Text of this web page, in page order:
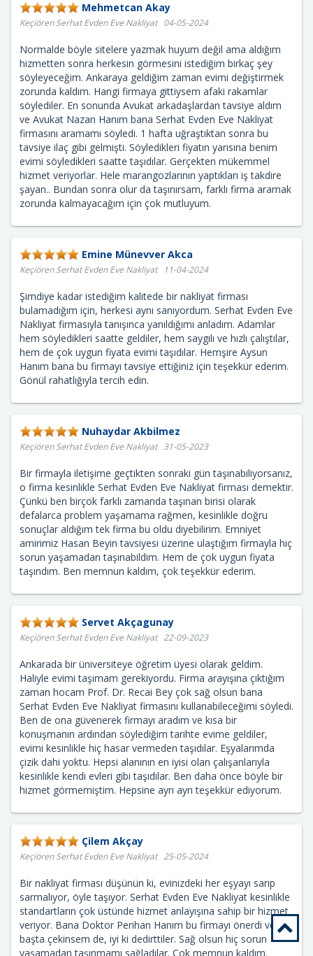
Mehmetcan Akay
Keçiören Serhat Evden Eve Nakliyat 04-05-2024
Normalde böyle sitelere yazmak huyum değil ama aldığım
hizmetten sonra herkesin görmesini istediğim birkaç şey
söyleyeceğim. Ankaraya geldiğim zaman evimi değiştirmek
zorunda kaldım. Hangi firmaya gittiysem afaki rakamlar
söylediler. En sonunda Avukat arkadaşlardan tavsiye aldım
ve Avukat Nazan Hanım bana Serhat Evden Eve Nakliyat
firmasını aramamı söyledi. 1 hafta uğraştıktan sonra bu
tavsiye ilaç gibi gelmişti. Söyledikleri fiyatın yarısına benim
evimi söyledikleri saatte taşıdılar. Gerçekten mükemmel
hizmet veriyorlar. Hele marangozlarının yaptıkları iş takdire
şayan.. Bundan sonra olur da taşınırsam, farklı firma aramak
zorunda kalmayacağım için çok mutluyum.
Emine Münevver Akca
Keçiören Serhat Evden Eve Nakliyat 11-04-2024
Şimdiye kadar istediğim kalitede bir nakliyat firması
bulamadığım için, herkesi aynı sanıyordum. Serhat Evden Eve
Nakliyat firmasıyla tanışınca yanıldığımı anladım. Adamlar
hem söyledikleri saatte geldiler, hem saygılı ve hızlı çalıştılar,
hem de çok uygun fiyata evimi taşıdılar. Hemşire Aysun
Hanım bana bu firmayı tavsiye ettiğiniz için teşekkür ederim.
Gönül rahatlığıyla tercih edin.
Nuhaydar Akbilmez
Keçiören Serhat Evden Eve Nakliyat 31-05-2023
Bir firmayla iletişime geçtikten sonraki gün taşınabiliyorsanız,
o firma kesinlikle Serhat Evden Eve Nakliyat firması demektir.
Çünkü ben birçok farklı zamanda taşınan birisi olarak
defalarca problem yaşamama rağmen, kesinlikle doğru
sonuçlar aldığım tek firma bu oldu diyebilirim. Emniyet
amirimiz Hasan Beyin tavsiyesi üzerine ulaştığım firmayla hiç
sorun yaşamadan taşınabildim. Hem de çok uygun fiyata
taşındım. Ben memnun kaldım, çok teşekkür ederim.
Servet Akçagunay
Keçiören Serhat Evden Eve Nakliyat 22-09-2023
Ankarada bir üniversiteye öğretim üyesi olarak geldim.
Haliyle evimi taşımam gerekiyordu. Firma arayışına çıktığım
zaman hocam Prof. Dr. Recai Bey çok sağ olsun bana
Serhat Evden Eve Nakliyat firmasını kullanabileceğimi söyledi.
Ben de ona güvenerek firmayı aradım ve kısa bir
konuşmanın ardından söylediğim tarihte evime geldiler,
evimi kesinlikle hiç hasar vermeden taşıdılar. Eşyalarımda
çizik dahi yoktu. Hepsi alanının en iyisi olan çalışanlarıyla
kesinlikle kendi evleri gibi taşıdılar. Ben daha önce böyle bir
hizmet görmemiştim. Hepsine ayrı ayrı teşekkür ediyorum.
Çilem Akçay
Keçiören Serhat Evden Eve Nakliyat 25-05-2024
Bir nakliyat firması düşünün ki, evinizdeki her eşyayı sarıp
sarmalıyor, öyle taşıyor. Serhat Evden Eve Nakliyat kesinlikle
standartların çok üstünde hizmet anlayışına sahip bir hizmet
veriyor. Bana Doktor Perihan Hanım bu firmayı önerdi ve ilk
başta çekinsem de, iyi ki dedirttiler. Sağ olsun hiç sorun
yaşamadan taşınmamı sağladılar. Çok memnun kaldım.